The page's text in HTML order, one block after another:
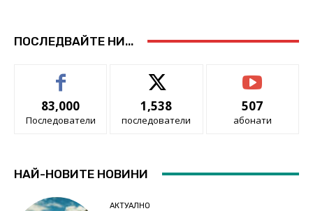
ПОСЛЕДВАЙТЕ НИ...
83,000
Последователи
1,538
последователи
507
абонати
НАЙ-НОВИТЕ НОВИНИ
АКТУАЛНО